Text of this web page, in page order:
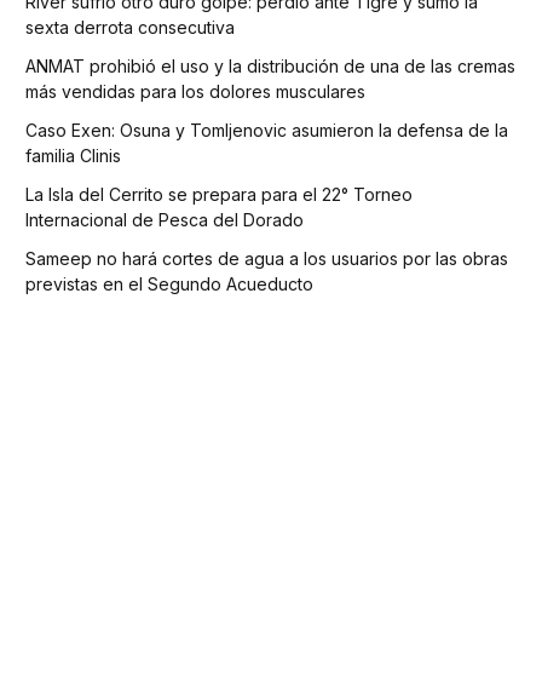
sexta derrota consecutiva
ANMAT prohibió el uso y la distribución de una de las cremas
más vendidas para los dolores musculares
Caso Exen: Osuna y Tomljenovic asumieron la defensa de la
familia Clinis
La Isla del Cerrito se prepara para el 22° Torneo
Internacional de Pesca del Dorado
Sameep no hará cortes de agua a los usuarios por las obras
previstas en el Segundo Acueducto